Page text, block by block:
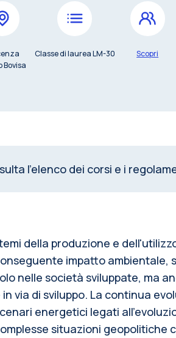
Bovisa
Classe di laurea LM-30 Scopri
l’elenco dei corsi e i
della produzione e
impatto ambientale,
nelle società sviluppate, ma
in via di sviluppo. La continua
energetici legati
situazioni geopolitiche